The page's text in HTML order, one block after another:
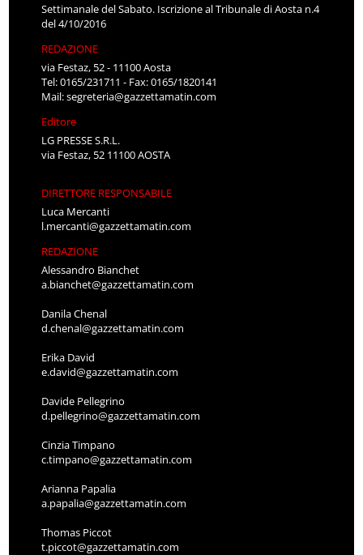
Settimanale del Sabato. Iscrizione al Tribunale di Aosta n.4
del 4/10/2016
REDAZIONE
via Festaz, 52 - 11100 Aosta
Tel: 0165/231711 - Fax: 0165/1820141
Mail:segreteria@gazzettamatin.com
Editore
LG PRESSE S.R.L.
via Festaz, 52 11100 AOSTA
DIRETTORE RESPONSABILE
Luca Mercanti
l.mercanti@gazzettamatin.com
REDAZIONE
Alessandro Bianchet
a.bianchet@gazzettamatin.com
Danila Chenal
d.chenal@gazzettamatin.com
Erika David
e.david@gazzettamatin.com
Davide Pellegrino
d.pellegrino@gazzettamatin.com
Cinzia Timpano
c.timpano@gazzettamatin.com
Arianna Papalia
a.papalia@gazzettamatin.com
Thomas Piccot
t.piccot@gazzettamatin.com